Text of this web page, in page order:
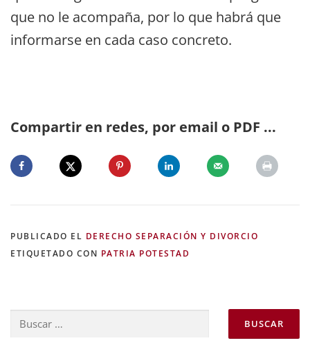
que no le acompaña, por lo que habrá que
informarse en cada caso concreto.
Compartir en redes, por email o PDF ...
PUBLICADO EL DERECHO SEPARACIÓN Y DIVORCIO
ETIQUETADO CON PATRIA POTESTAD
Buscar: